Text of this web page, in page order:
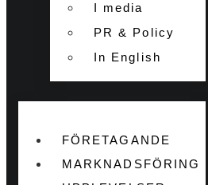
I media
PR & Policy
In English
FÖRETAGANDE
MARKNADSFÖRING